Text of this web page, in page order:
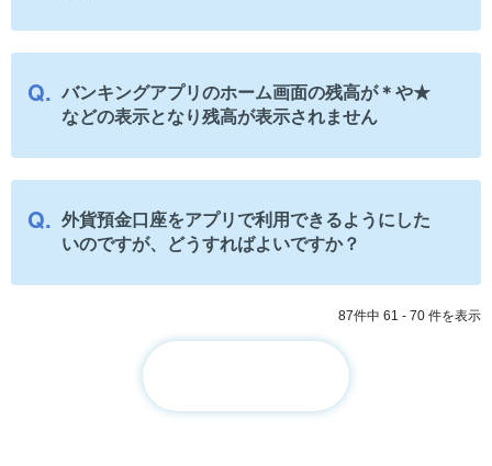
バンキングアプリのホーム画面の残高が＊や★
などの表示となり残高が表示されません
外貨預金口座をアプリで利用できるようにした
いのですが、どうすればよいですか？
87件中 61 - 70 件を表示